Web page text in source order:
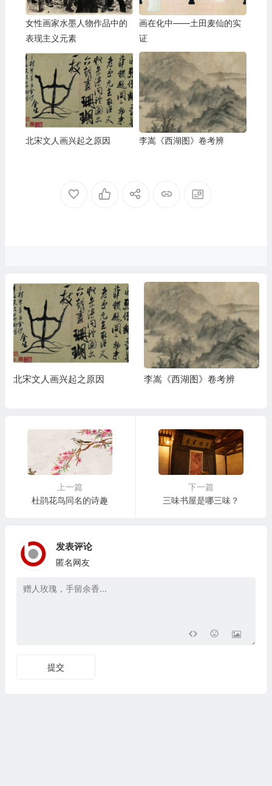
女性画家水墨人物作品中的
表现主义元素
画在化中——土田麦仙的实
证
北宋文人画兴起之原因 李嵩《西湖图》卷考辨
北宋文人画兴起之原因 李嵩《西湖图》卷考辨
上一篇
杜鹃花鸟同名的诗趣
下一篇
三味书屋是哪三味？
发表评论
匿名网友
提交